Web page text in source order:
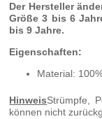
Der Hersteller
Größe 3 bis 6
bis 9 Jahre.
Eigenschaften:
Material:
HinweisStrümpfe,
können nicht